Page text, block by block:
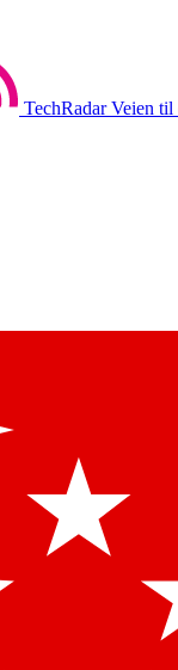
TechRadar Veien til